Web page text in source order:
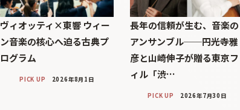
ヴィオッティ×東響 ウィー
ン音楽の核心へ迫る古典プ
ログラム
PICK UP 2026年8月1日
長年の信頼が生む、音楽の
アンサンブル──円光寺雅
彦と山崎伸子が贈る東京フ
ィル「渋…
PICK UP 2026年7月30日